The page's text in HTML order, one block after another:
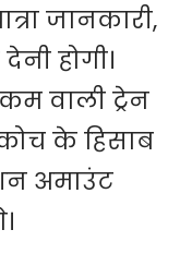
जानकारी,
होगी।
वाली ट्रेन
के हिसाब
अमाउंट